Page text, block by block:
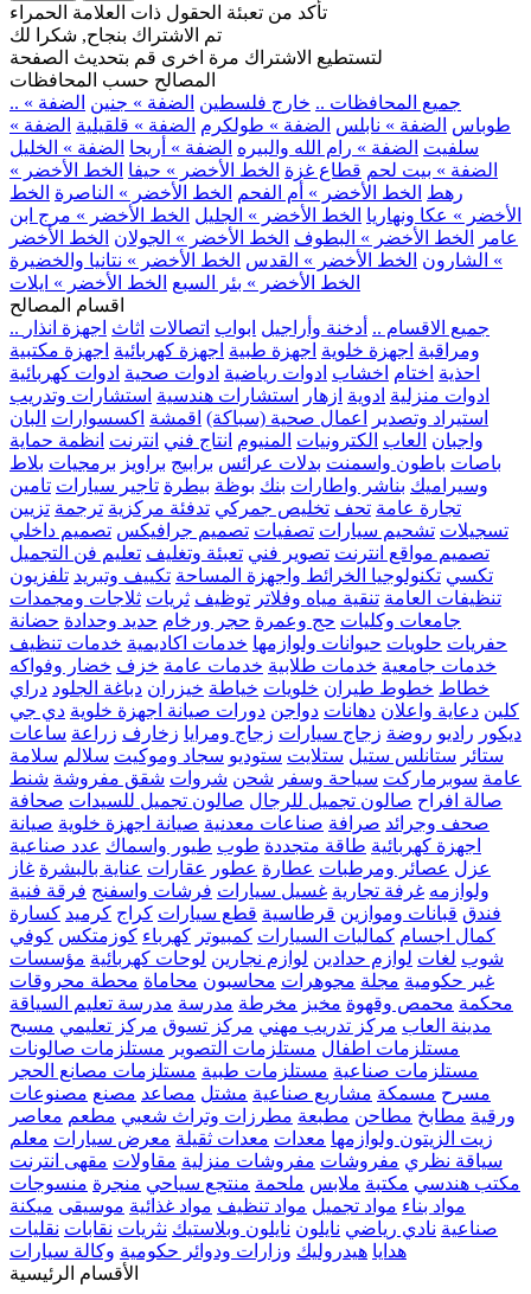
تأكد من تعبئة الحقول ذات العلامة الحمراء
تم الاشتراك بنجاح, شكرا لك
لتستطيع الاشتراك مرة اخرى قم بتحديث الصفحة
المصالح حسب المحافظات
.. جميع المحافظات .. خارج فلسطين الضفة » جنين الضفة »
طوباس الضفة » نابلس الضفة » طولكرم الضفة » قلقيلية الضفة »
سلفيت الضفة » رام الله والبيره الضفة » أريحا الضفة » الخليل
الضفة » بيت لحم قطاع غزة الخط الأخضر » حيفا الخط الأخضر »
رهط الخط الأخضر » أم الفحم الخط الأخضر » الناصرة الخط
الأخضر » عكا ونهاريا الخط الأخضر » الجليل الخط الأخضر » مرج ابن
عامر
الخط الأخضر » البطوف الخط الأخضر » الجولان الخط الأخضر
» الشارون الخط الأخضر » القدس الخط الأخضر » نتانيا والخضيرة
الخط الأخضر » بئر السبع الخط الأخضر » ايلات
اقسام المصالح
.. جميع الاقسام .. أدخنة وأراجيل ابواب اتصالات اثاث اجهزة انذار
ومراقبة اجهزة خلوية اجهزة طبية اجهزة كهربائية اجهزة مكتبية
احذية اختام اخشاب ادوات رياضية ادوات صحية ادوات كهربائية
ادوات منزلية ادوية ازهار استشارات هندسية استشارات وتدريب
استيراد وتصدير
اعمال صحية (سباكة) اقمشة اكسسوارات البان
واجبان العاب الكترونيات المنيوم انتاج فني انترنت انظمة حماية
باصات باطون واسمنت بدلات عرائس برابيج براويز برمجيات بلاط
وسيراميك بناشر واطارات بنك بوظة بيطرة تاجير سيارات تامين
تجارة عامة تحف تخليص جمركي تدفئة مركزية ترجمة تزيين
تسجيلات تشحيم سيارات تصفيات تصميم جرافيكس تصميم داخلي
تصميم مواقع انترنت تصوير فني تعبئة وتغليف تعليم فن التجميل
تكسي تكنولوجيا الخرائط واجهزة المساحة تكييف وتبريد تلفزيون
تنظيفات العامة تنقية مياه وفلاتر توظيف ثريات ثلاجات ومجمدات
جامعات وكليات حج وعمرة حجر ورخام حديد وحدادة حضانة
حفريات حلويات حيوانات ولوازمها خدمات اكاديمية خدمات تنظيف
خدمات جامعية خدمات طلابية خدمات عامة خزف خضار وفواكه
خطاط خطوط طيران خلويات خياطة خيزران دباغة الجلود دراي
كلين دعاية واعلان دهانات دواجن دورات صيانة اجهزة خلوية دي جي
ديكور راديو روضة زجاج سيارات زجاج ومرايا زخارف زراعة ساعات
ستائر ستانلس ستيل ستلايت ستوديو سجاد وموكيت سلالم سلامة
عامة سوبرماركت سياحة وسفر شحن شروات شقق مفروشة شنط
صالة افراح صالون تجميل للرجال صالون تجميل للسيدات صحافة
صحف وجرائد صرافة صناعات معدنية صيانة اجهزة خلوية صيانة
اجهزة كهربائية طاقة متجددة طوب طيور واسماك عدد صناعية
عزل عصائر ومرطبات عطارة عطور عقارات عناية بالبشرة غاز
ولوازمه غرفة تجارية غسيل سيارات فرشات واسفنج فرقة فنية
فندق قبانات وموازين قرطاسية قطع سيارات كراج كرميد كسارة
كمال اجسام كماليات السيارات كمبيوتر كهرباء كوزمتكس كوفي
شوب لغات لوازم حدادين لوازم نجارين لوحات كهربائية مؤسسات
غير حكومية مجلة مجوهرات محاسبون محاماة محطة محروقات
محكمة محمص وقهوة مخبز مخرطة مدرسة مدرسة تعليم السياقة
مدينة العاب مركز تدريب مهني مركز تسوق مركز تعليمي مسبح
مستلزمات اطفال مستلزمات التصوير مستلزمات صالونات
مستلزمات صناعية مستلزمات طبية مستلزمات مصانع الحجر
مسرح مسمكة مشاريع صناعية مشتل مصاعد مصنع مصنوعات
ورقية مطابخ مطاحن مطبعة مطرزات وتراث شعبي مطعم معاصر
زيت الزيتون ولوازمها معدات معدات ثقيلة معرض سيارات معلم
سياقة نظري مفروشات مفروشات منزلية مقاولات مقهى انترنت
مكتب هندسي مكتبة ملابس ملحمة منتجع سياحي منجرة منسوجات
مواد بناء مواد تجميل مواد تنظيف مواد غذائية موسيقى ميكنة
صناعية نادي رياضي نايلون نايلون وبلاستيك نثريات نقابات نقليات
هدايا هيدروليك وزارات ودوائر حكومية وكالة سيارات
الأقسام الرئيسية